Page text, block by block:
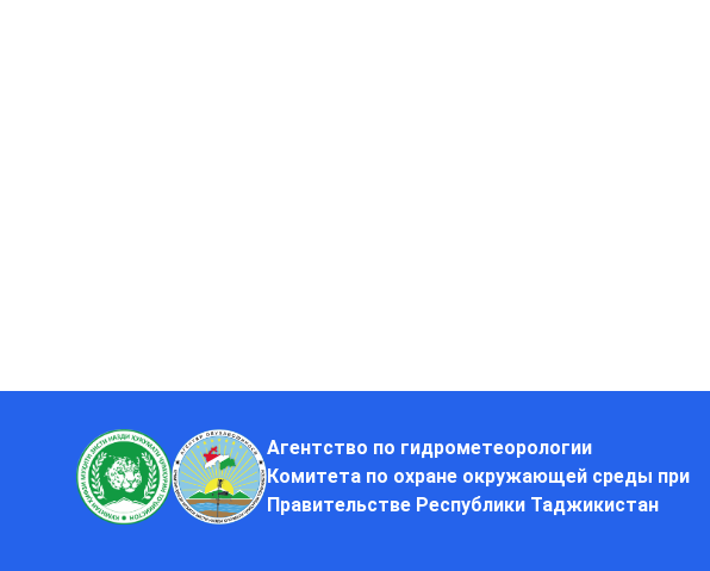
Агентство по гидрометеорологии
Комитета по охране окружающей среды при
Правительстве Республики Таджикистан